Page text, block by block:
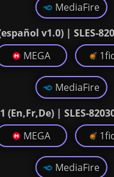
MediaFire
v1.0) | SLES-
MEGA
MediaFire
(En,Fr,De) | SLES-
MEGA
MediaFire